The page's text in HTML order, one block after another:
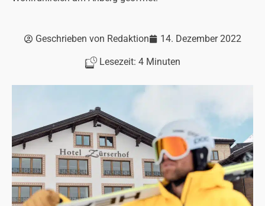
Geschrieben von Redaktion 14. Dezember 2022
Lesezeit: 4 Minuten